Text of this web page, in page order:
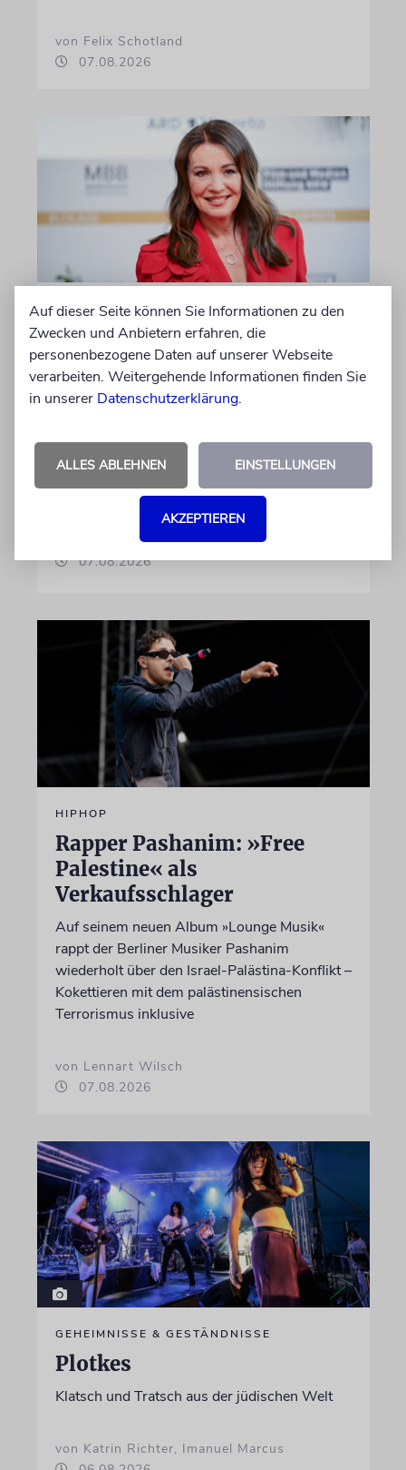
von Felix Schotland
07.08.2026
BERLIN
Einsatz gegen Judenhass:
Iris Berben erhält Deutschen
Kulturpolitikpreis
Kamera, sondern engagiert sich auch
ehrenamtlich. Der Deutsche Kulturrat würdigt
diese Leistung mit einem Preis. Igor Levit ist
07.08.2026
HIPHOP
Rapper Pashanim: »Free
Palestine« als
Verkaufsschlager
Auf seinem neuen Album »Lounge Musik«
rappt der Berliner Musiker Pashanim
wiederholt über den Israel-Palästina-Konflikt –
Kokettieren mit dem palästinensischen
Terrorismus inklusive
von Lennart Wilsch
07.08.2026
GEHEIMNISSE & GESTÄNDNISSE
Plotkes
Klatsch und Tratsch aus der jüdischen Welt
von Katrin Richter, Imanuel Marcus
Auf dieser Seite können Sie Informationen zu den
Zwecken und Anbietern erfahren, die
personenbezogene Daten auf unserer Webseite
verarbeiten. Weitergehende Informationen finden Sie
in unserer Datenschutzerklärung.
ALLES ABLEHNEN EINSTELLUNGEN
AKZEPTIEREN